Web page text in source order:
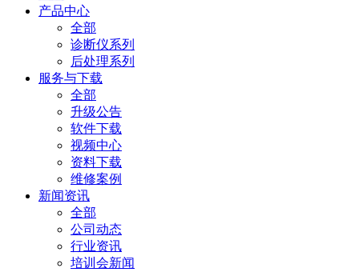
产品中心
全部
诊断仪系列
后处理系列
服务与下载
全部
升级公告
软件下载
视频中心
资料下载
维修案例
新闻资讯
全部
公司动态
行业资讯
培训会新闻